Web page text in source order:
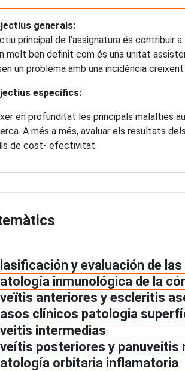
generals:
principal de l’assignatura és
molt ben definit com és una unitat
un problema amb una incidència
específics:
en profunditat les principals malalties
A més a més, avaluar els resultats
de cost- efectivitat.
y evaluación de
inmunológica de la
anteriores y escleritis
clínicos patologia
intermedias
posteriores y panuveitis
orbitaria inflamatoria